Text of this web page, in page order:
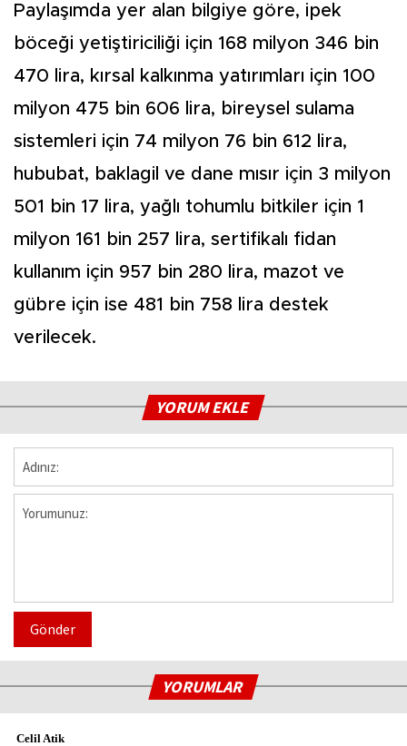
Paylaşımda yer alan bilgiye göre, ipek
böceği yetiştiriciliği için 168 milyon 346 bin
470 lira, kırsal kalkınma yatırımları için 100
milyon 475 bin 606 lira, bireysel sulama
sistemleri için 74 milyon 76 bin 612 lira,
hububat, baklagil ve dane mısır için 3 milyon
501 bin 17 lira, yağlı tohumlu bitkiler için 1
milyon 161 bin 257 lira, sertifikalı fidan
kullanım için 957 bin 280 lira, mazot ve
gübre için ise 481 bin 758 lira destek
verilecek.
YORUM EKLE
Gönder
YORUMLAR
Celil Atik